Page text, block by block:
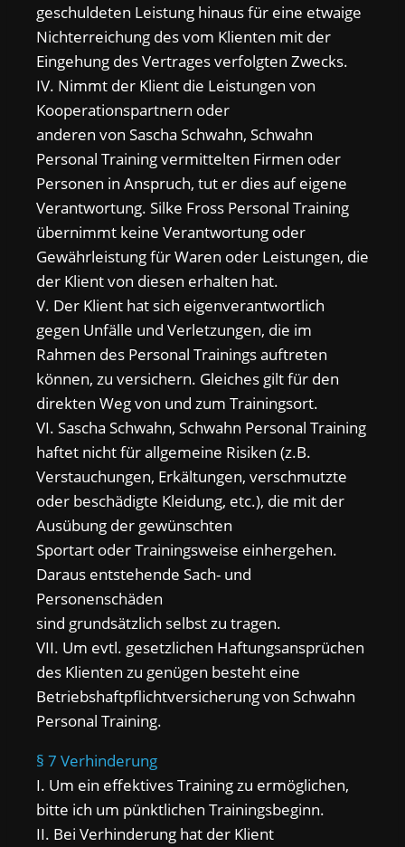
geschuldeten Leistung hinaus für eine etwaige
Nichterreichung des vom Klienten mit der
Eingehung des Vertrages verfolgten Zwecks.
IV. Nimmt der Klient die Leistungen von
Kooperationspartnern oder
anderen von Sascha Schwahn, Schwahn
Personal Training vermittelten Firmen oder
Personen in Anspruch, tut er dies auf eigene
Verantwortung. Silke Fross Personal Training
übernimmt keine Verantwortung oder
Gewährleistung für Waren oder Leistungen, die
der Klient von diesen erhalten hat.
V. Der Klient hat sich eigenverantwortlich
gegen Unfälle und Verletzungen, die im
Rahmen des Personal Trainings auftreten
können, zu versichern. Gleiches gilt für den
direkten Weg von und zum Trainingsort.
VI. Sascha Schwahn, Schwahn Personal Training
haftet nicht für allgemeine Risiken (z.B.
Verstauchungen, Erkältungen, verschmutzte
oder beschädigte Kleidung, etc.), die mit der
Ausübung der gewünschten
Sportart oder Trainingsweise einhergehen.
Daraus entstehende Sach- und
Personenschäden
sind grundsätzlich selbst zu tragen.
VII. Um evtl. gesetzlichen Haftungsansprüchen
des Klienten zu genügen besteht eine
Betriebshaftpflichtversicherung von Schwahn
Personal Training.
§ 7 Verhinderung
I. Um ein effektives Training zu ermöglichen,
bitte ich um pünktlichen Trainingsbeginn.
II. Bei Verhinderung hat der Klient